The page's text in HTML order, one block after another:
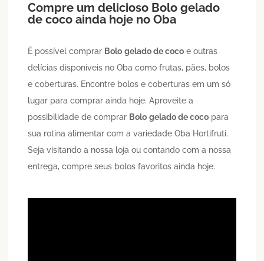
Compre um delicioso Bolo gelado
de coco ainda hoje no Oba
É possível comprar Bolo gelado de coco e outras
delícias disponíveis no Oba como frutas, pães, bolos
e coberturas. Encontre bolos e coberturas em um só
lugar para comprar ainda hoje. Aproveite a
possibilidade de comprar Bolo gelado de coco para
sua rotina alimentar com a variedade Oba Hortifruti.
Seja visitando a nossa loja ou contando com a nossa
entrega, compre seus bolos favoritos ainda hoje.